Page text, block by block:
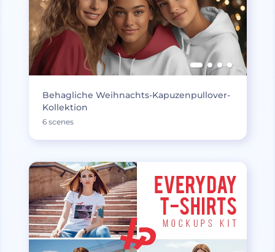
Behagliche Weihnachts-Kapuzenpullover-
Kollektion
6 scenes